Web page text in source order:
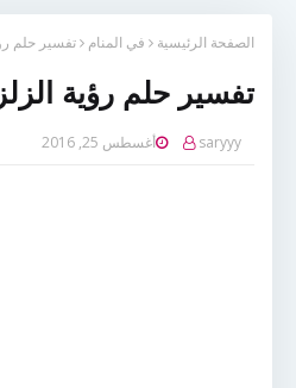
الصفحة الرئيسية في المنام تفسير حلم
تفسير حلم رؤية
saryyy أغسطس 25, 2016